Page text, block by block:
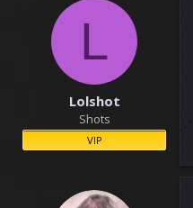
L
Lolshot
Shots
VIP